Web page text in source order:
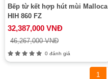
Bếp từ kết hợp hút mùi Malloca
HIH 860 FZ
32,387,000 VNĐ
46,267,000 VNĐ
0 đánh giá
1